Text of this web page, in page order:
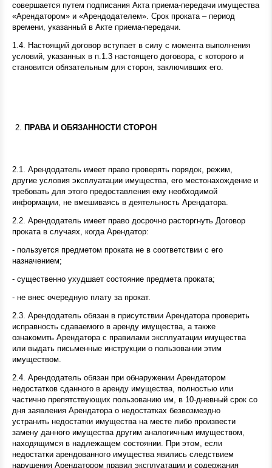
совершается путем подписания Акта приема-передачи имущества
«Арендатором» и «Арендодателем». Срок проката – период
времени, указанный в Акте приема-передачи.
1.4. Настоящий договор вступает в силу с момента выполнения
условий, указанных в п.1.3 настоящего договора, с которого и
становится обязательным для сторон, заключивших его.
ПРАВА И ОБЯЗАННОСТИ СТОРОН
2.1. Арендодатель имеет право проверять порядок, режим,
другие условия эксплуатации имущества, его местонахождение и
требовать для этого предоставления ему необходимой
информации, не вмешиваясь в деятельность Арендатора.
2.2. Арендодатель имеет право досрочно расторгнуть Договор
проката в случаях, когда Арендатор:
- пользуется предметом проката не в соответствии с его
назначением;
- существенно ухудшает состояние предмета проката;
- не внес очередную плату за прокат.
2.3. Арендодатель обязан в присутствии Арендатора проверить
исправность сдаваемого в аренду имущества, а также
ознакомить Арендатора с правилами эксплуатации имущества
или выдать письменные инструкции о пользовании этим
имуществом.
2.4. Арендодатель обязан при обнаружении Арендатором
недостатков сданного в аренду имущества, полностью или
частично препятствующих пользованию им, в 10-дневный срок со
дня заявления Арендатора о недостатках безвозмездно
устранить недостатки имущества на месте либо произвести
замену данного имущества другим аналогичным имуществом,
находящимся в надлежащем состоянии. При этом, если
недостатки арендованного имущества явились следствием
нарушения Арендатором правил эксплуатации и содержания